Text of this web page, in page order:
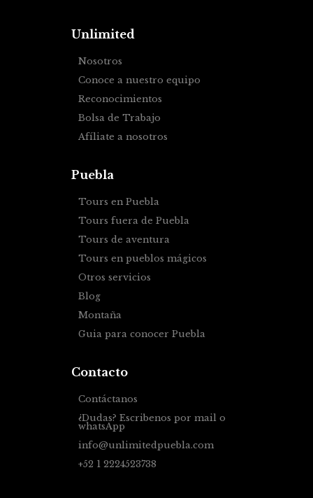
Unlimited
Nosotros
Conoce a nuestro equipo
Reconocimientos
Bolsa de Trabajo
Afíliate a nosotros
Puebla
Tours en Puebla
Tours fuera de Puebla
Tours de aventura
Tours en pueblos mágicos
Otros servicios
Blog
Montaña
Guia para conocer Puebla
Contacto
Contáctanos
¿Dudas? Escribenos por mail o
whatsApp
info@unlimitedpuebla.com
+52 1 2224523738